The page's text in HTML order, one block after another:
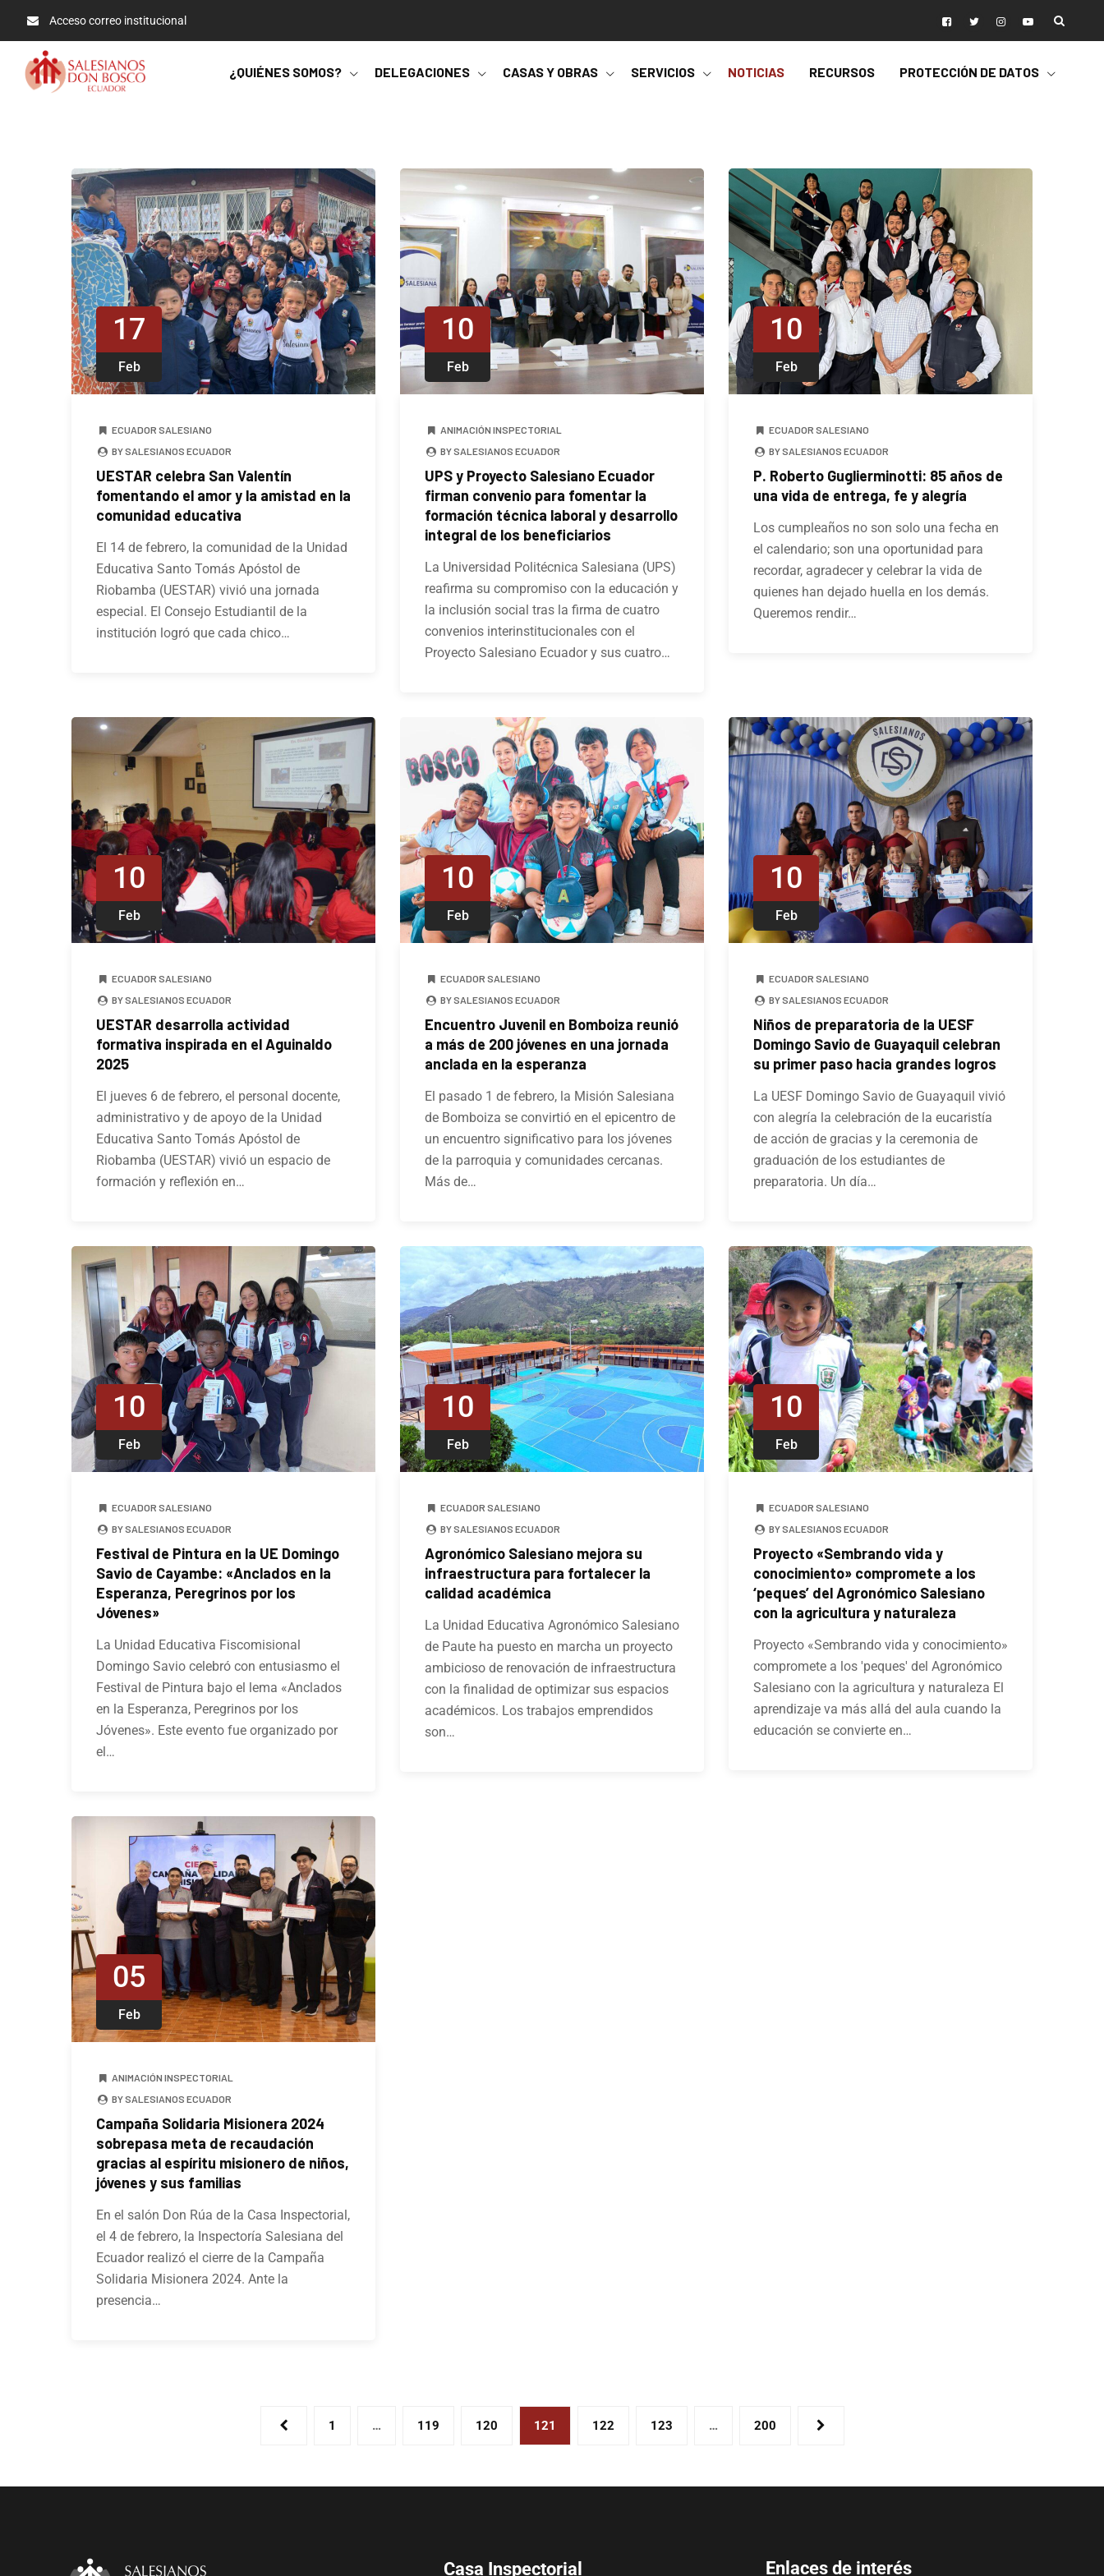
Acceso correo institucional
¿QUIÉNES SOMOS? DELEGACIONES CASAS Y OBRAS SERVICIOS NOTICIAS RECURSOS PROTECCIÓN DE DATOS
17
Feb
ECUADOR SALESIANO
BY SALESIANOS ECUADOR
UESTAR celebra San Valentín
fomentando el amor y la amistad en la
comunidad educativa
El 14 de febrero, la comunidad de la Unidad
Educativa Santo Tomás Apóstol de
Riobamba (UESTAR) vivió una jornada
especial. El Consejo Estudiantil de la
institución logró que cada chico…
10
Feb
ANIMACIÓN INSPECTORIAL
BY SALESIANOS ECUADOR
UPS y Proyecto Salesiano Ecuador
firman convenio para fomentar la
formación técnica laboral y desarrollo
integral de los beneficiarios
La Universidad Politécnica Salesiana (UPS)
reafirma su compromiso con la educación y
la inclusión social tras la firma de cuatro
convenios interinstitucionales con el
Proyecto Salesiano Ecuador y sus cuatro…
10
Feb
ECUADOR SALESIANO
BY SALESIANOS ECUADOR
P. Roberto Guglierminotti: 85 años de
una vida de entrega, fe y alegría
Los cumpleaños no son solo una fecha en
el calendario; son una oportunidad para
recordar, agradecer y celebrar la vida de
quienes han dejado huella en los demás.
Queremos rendir…
10
Feb
ECUADOR SALESIANO
BY SALESIANOS ECUADOR
UESTAR desarrolla actividad
formativa inspirada en el Aguinaldo
2025
El jueves 6 de febrero, el personal docente,
administrativo y de apoyo de la Unidad
Educativa Santo Tomás Apóstol de
Riobamba (UESTAR) vivió un espacio de
formación y reflexión en…
10
Feb
ECUADOR SALESIANO
BY SALESIANOS ECUADOR
Encuentro Juvenil en Bomboiza reunió
a más de 200 jóvenes en una jornada
anclada en la esperanza
El pasado 1 de febrero, la Misión Salesiana
de Bomboiza se convirtió en el epicentro de
un encuentro significativo para los jóvenes
de la parroquia y comunidades cercanas.
Más de…
10
Feb
ECUADOR SALESIANO
BY SALESIANOS ECUADOR
Niños de preparatoria de la UESF
Domingo Savio de Guayaquil celebran
su primer paso hacia grandes logros
La UESF Domingo Savio de Guayaquil vivió
con alegría la celebración de la eucaristía
de acción de gracias y la ceremonia de
graduación de los estudiantes de
preparatoria. Un día…
10
Feb
ECUADOR SALESIANO
BY SALESIANOS ECUADOR
Festival de Pintura en la UE Domingo
Savio de Cayambe: «Anclados en la
Esperanza, Peregrinos por los
Jóvenes»
La Unidad Educativa Fiscomisional
Domingo Savio celebró con entusiasmo el
Festival de Pintura bajo el lema «Anclados
en la Esperanza, Peregrinos por los
Jóvenes». Este evento fue organizado por
el…
10
Feb
ECUADOR SALESIANO
BY SALESIANOS ECUADOR
Agronómico Salesiano mejora su
infraestructura para fortalecer la
calidad académica
La Unidad Educativa Agronómico Salesiano
de Paute ha puesto en marcha un proyecto
ambicioso de renovación de infraestructura
con la finalidad de optimizar sus espacios
académicos. Los trabajos emprendidos
son…
10
Feb
ECUADOR SALESIANO
BY SALESIANOS ECUADOR
Proyecto «Sembrando vida y
conocimiento» compromete a los
‘peques’ del Agronómico Salesiano
con la agricultura y naturaleza
Proyecto «Sembrando vida y conocimiento»
compromete a los 'peques' del Agronómico
Salesiano con la agricultura y naturaleza El
aprendizaje va más allá del aula cuando la
educación se convierte en…
05
Feb
ANIMACIÓN INSPECTORIAL
BY SALESIANOS ECUADOR
Campaña Solidaria Misionera 2024
sobrepasa meta de recaudación
gracias al espíritu misionero de niños,
jóvenes y sus familias
En el salón Don Rúa de la Casa Inspectorial,
el 4 de febrero, la Inspectoría Salesiana del
Ecuador realizó el cierre de la Campaña
Solidaria Misionera 2024. Ante la
presencia…
1 … 119 120 121 122 123 … 200
Casa Inspectorial Enlaces de interés